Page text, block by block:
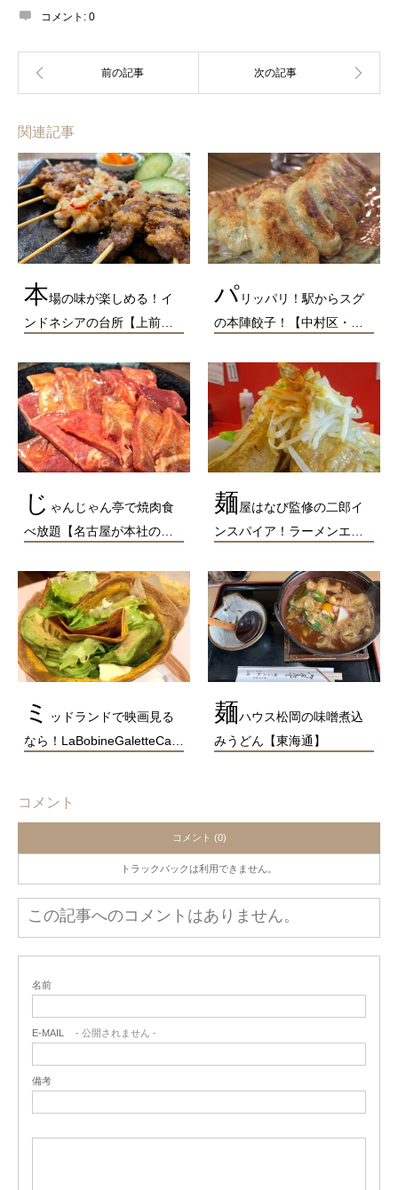
コメント: 0
関連記事
本場の味が楽しめる！イ
ンドネシアの台所【上前…
パリッパリ！駅からスグ
の本陣餃子！【中村区・…
じ ゃんじゃん亭で焼肉食
べ放題【名古屋が本社の…
麺屋はなび監修の二郎イ
ンスパイア！ラーメンエ…
ミ
ッドランドで映画見る
なら！LaBobineGaletteCa…
麺ハウス松岡の味噌煮込
みうどん【東海通】
コメント
コメント (0)
トラックバックは利用できません。
この記事へのコメントはありません。
名前
E-MAIL - 公開されません -
備考